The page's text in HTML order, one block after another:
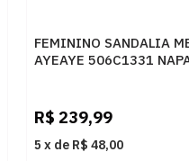
FEMININO SANDALIA
AYEAYE 506C1331
R$ 239,99
5 x de R$ 48,00